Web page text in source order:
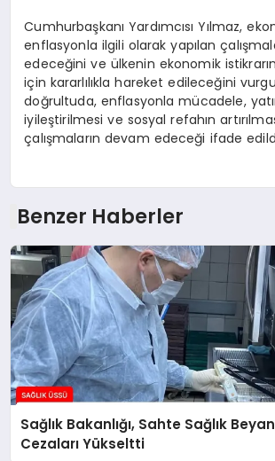
Cumhurbaşkanı Yardımcısı Yılmaz,
enflasyonla ilgili olarak yapılan
edeceğini ve ülkenin ekonomik
için kararlılıkla hareket edileceğini
doğrultuda, enflasyonla mücadele,
iyileştirilmesi ve sosyal refahın
çalışmaların devam edeceği ifade
Benzer Haberler
Sağlık Bakanlığı, Sahte Sağlık
Cezaları Yükseltti